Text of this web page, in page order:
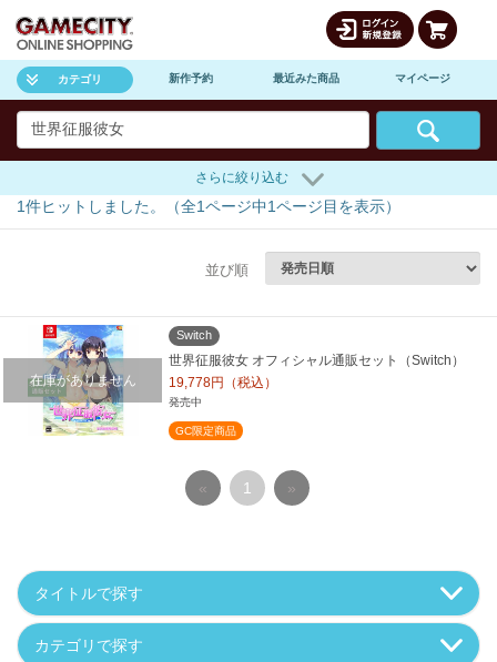
カテゴリ 新作予約 最近みた商品 マイページ
さらに絞り込む
1件ヒットしました。（全1ページ中1ページ目を表示）
並び順
在庫がありません
Switch
世界征服彼女 オフィシャル通販セット（Switch）
19,778円（税込）
発売中
GC限定商品
« 1 »
タイトルで探す
カテゴリで探す